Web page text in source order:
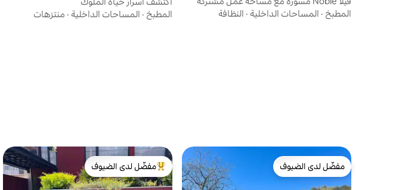
المطبخ · المساحات الداخلية · النظافة
المطبخ · المساحات الداخلية · منتزهات
مفضّل لدى الضيوف
مفضّل لدى الضيوف
من أبرز البيوت المفضّلة لدى الضيوف
مفضّل لدى الضيوف